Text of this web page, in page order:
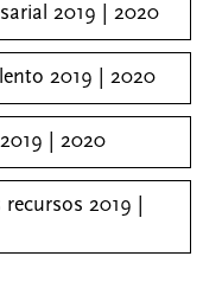
2019 | 2020
2019 | 2020
| 2020
2019 |